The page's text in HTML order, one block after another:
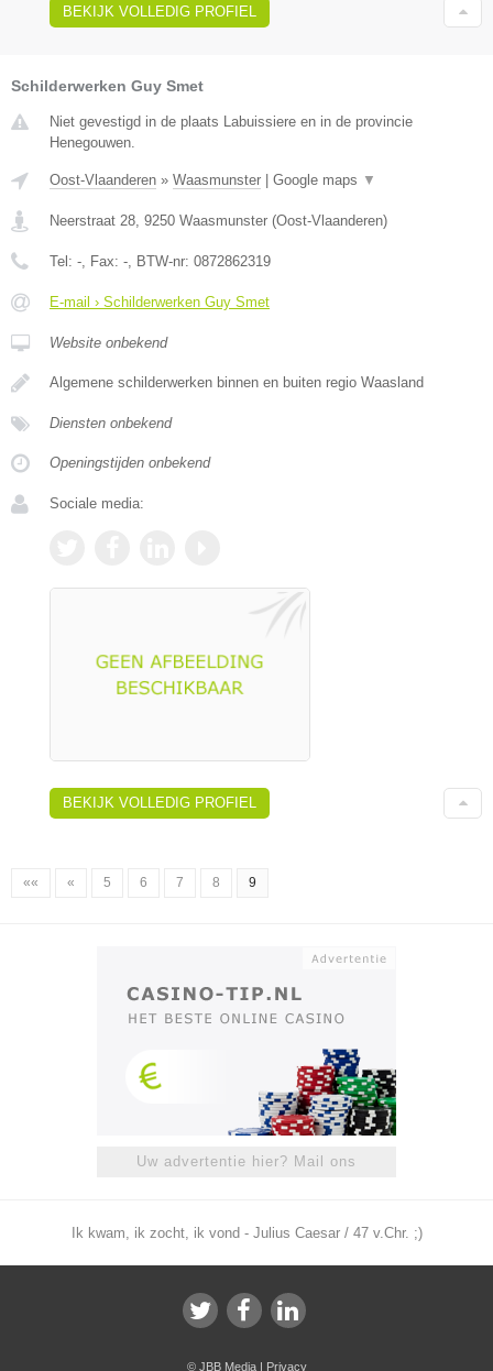
BEKIJK VOLLEDIG PROFIEL
Schilderwerken Guy Smet
Niet gevestigd in de plaats Labuissiere en in de provincie
Henegouwen.
Oost-Vlaanderen » Waasmunster | Google maps ▼
Neerstraat 28 9250 Waasmunster (Oost-Vlaanderen)
Tel: - , Fax: - , BTW-nr: 0872862319
E-mail › Schilderwerken Guy Smet
Website onbekend
Algemene schilderwerken binnen en buiten regio Waasland
Diensten onbekend
Openingstijden onbekend
Sociale media:
BEKIJK VOLLEDIG PROFIEL
«« « 5 6 7 8 9
Uw advertentie hier? Mail ons
Ik kwam, ik zocht, ik vond - Julius Caesar / 47 v.Chr. ;)
© JBB Media| Privacy